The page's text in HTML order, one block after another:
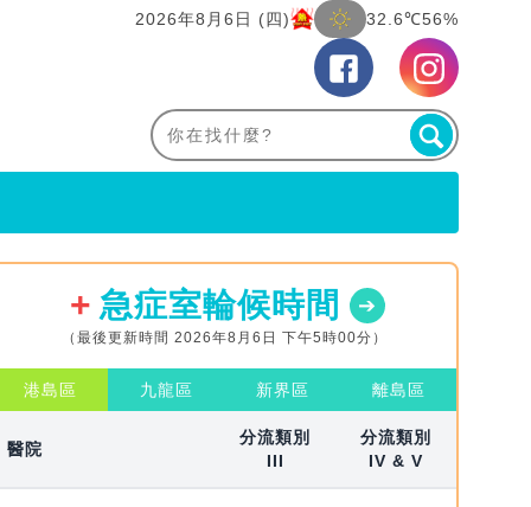
2026年8月6日 (四) 32.6℃56%
急症室輪候時間
（最後更新時間 2026年8月6日 下午5時00分）
港島區 九龍區 新界區 離島區
醫院
分流類別
III
分流類別
IV & V